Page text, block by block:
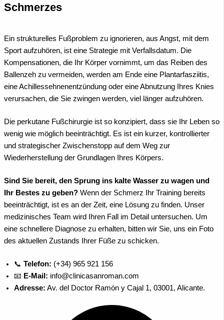
Schmerzes
Ein strukturelles Fußproblem zu ignorieren, aus Angst, mit dem
Sport aufzuhören, ist eine Strategie mit Verfallsdatum. Die
Kompensationen, die Ihr Körper vornimmt, um das Reiben des
Ballenzeh zu vermeiden, werden am Ende eine Plantarfasziitis,
eine Achillessehnenentzündung oder eine Abnutzung Ihres Knies
verursachen, die Sie zwingen werden, viel länger aufzuhören.
Die perkutane Fußchirurgie ist so konzipiert, dass sie Ihr Leben so
wenig wie möglich beeinträchtigt. Es ist ein kurzer, kontrollierter
und strategischer Zwischenstopp auf dem Weg zur
Wiederherstellung der Grundlagen Ihres Körpers.
Sind Sie bereit, den Sprung ins kalte Wasser zu wagen und
Ihr Bestes zu geben? Wenn der Schmerz Ihr Training bereits
beeinträchtigt, ist es an der Zeit, eine Lösung zu finden. Unser
medizinisches Team wird Ihren Fall im Detail untersuchen. Um
eine schnellere Diagnose zu erhalten, bitten wir Sie, uns ein Foto
des aktuellen Zustands Ihrer Füße zu schicken.
📞 Telefon: (+34) 965 921 156
📧 E-Mail: info@clinicasanroman.com
Adresse: Av. del Doctor Ramón y Cajal 1, 03001, Alicante.